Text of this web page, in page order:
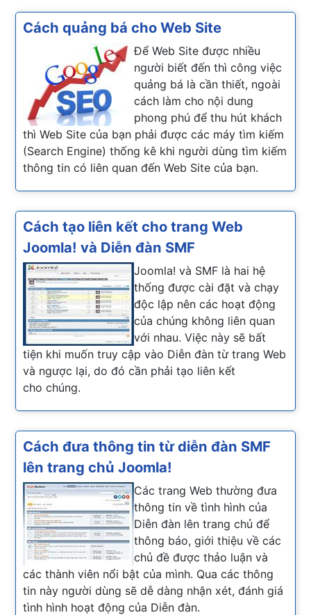
Cách quảng bá cho Web Site
Để Web Site được nhiều
người biết đến thì công việc
quảng bá là cần thiết, ngoài
cách làm cho nội dung
phong phú để thu hút khách
thì Web Site của bạn phải được các máy tìm kiếm
(Search Engine) thống kê khi người dùng tìm kiếm
thông tin có liên quan đến Web Site của bạn.
Cách tạo liên kết cho trang Web
Joomla! và Diễn đàn SMF
Joomla! và SMF là hai hệ
thống được cài đặt và chạy
độc lập nên các hoạt động
của chúng không liên quan
với nhau. Việc này sẽ bất
tiện khi muốn truy cập vào Diễn đàn từ trang Web
và ngược lại, do đó cần phải tạo liên kết
cho chúng.
Cách đưa thông tin từ diễn đàn SMF
lên trang chủ Joomla!
Các trang Web thường đưa
thông tin về tình hình của
Diễn đàn lên trang chủ để
thông báo, giới thiệu về các
chủ đề được thảo luận và
các thành viên nổi bật của mình. Qua các thông
tin này người dùng sẽ dễ dàng nhận xét, đánh giá
tình hình hoạt động của Diễn đàn.